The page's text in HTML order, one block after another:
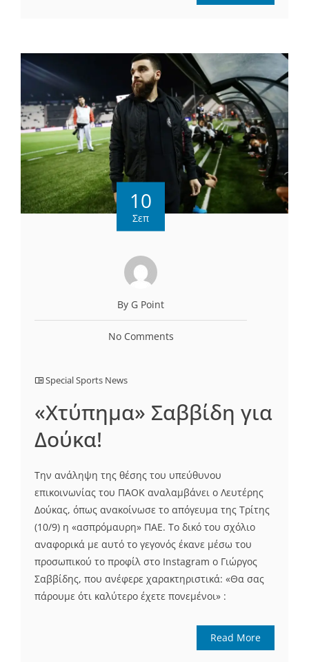
10
Σεπ
By G Point
No Comments
Special Sports News
«Χτύπημα» Σαββίδη για
Δούκα!
Tην ανάληψη της θέσης του υπεύθυνου
επικοινωνίας του ΠΑΟΚ αναλαμβάνει ο Λευτέρης
Δούκας, όπως ανακοίνωσε το απόγευμα της Τρίτης
(10/9) η «ασπρόμαυρη» ΠΑΕ. Το δικό του σχόλιο
αναφορικά με αυτό το γεγονός έκανε μέσω του
προσωπικού το προφίλ στο Instagram ο Γιώργος
Σαββίδης, που ανέφερε χαρακτηριστικά: «Θα σας
πάρουμε ότι καλύτερο έχετε πονεμένοι» :
Read More